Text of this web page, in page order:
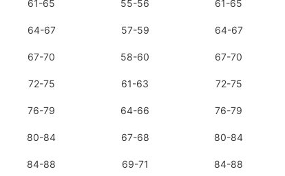
61-65 55-56 61-65
64-67 57-59 64-67
67-70 58-60 67-70
72-75 61-63 72-75
76-79 64-66 76-79
80-84 67-68 80-84
84-88 69-71 84-88